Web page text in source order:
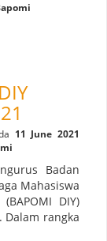
11 June 2021
Badan
Mahasiswa
DIY)
Dalam rangka